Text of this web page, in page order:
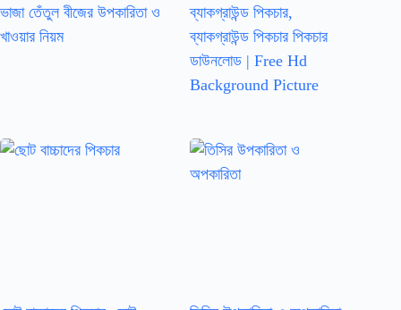
ভাজা তেঁতুল বীজের উপকারিতা ও
খাওয়ার নিয়ম
ব্যাকগ্রাউন্ড পিকচার,
ব্যাকগ্রাউন্ড পিকচার পিকচার
ডাউনলোড | Free Hd
Background Picture